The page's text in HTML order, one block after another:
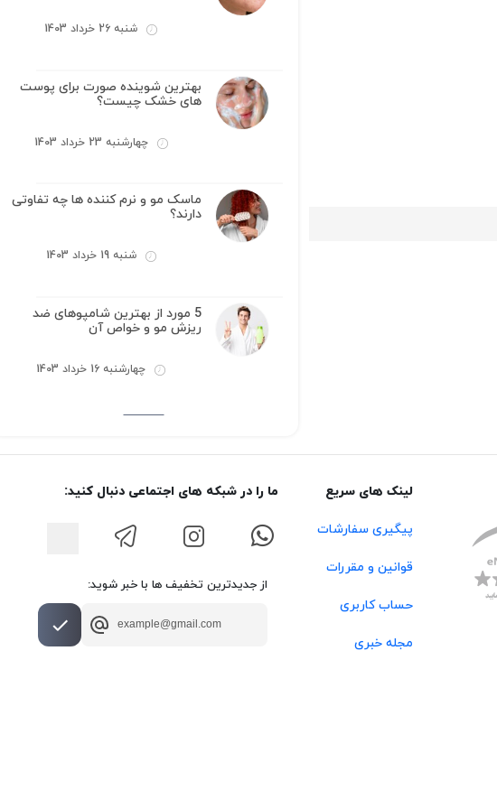
شنبه 26 خرداد 1403
بهترین شوینده صورت برای پوست
های خشک چیست؟
چهارشنبه 23 خرداد 1403
ماسک مو و نرم کننده ها چه تفاوتی
دارند؟
شنبه 19 خرداد 1403
5 مورد از بهترین شامپوهای ضد
ریزش مو و خواص آن
چهارشنبه 16 خرداد 1403
لینک های سریع
پیگیری سفارشات
قوانین و مقررات
حساب کاربری
مجله خبری
ما را در شبکه های اجتماعی دنبال کنید:
از جدیدترین تخفیف ها با خبر شوید: